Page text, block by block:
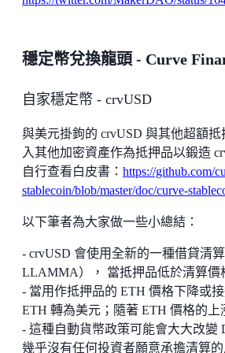
穩定幣兌換龍頭 - Curve
自家穩定幣 - crvUSD
與美元掛鉤的 crvUSD 與其他超額
入其他加密資產作為抵押品以鍛造
自行查看白皮書： https://github.com/
stablecoin/blob/master/doc/curve-
以下筆者為大家做一些小總結：
- crvUSD 會使用全新的一種借貸清
LLAMMA）， 當抵押品低於清算價
- 當用作抵押品的 ETH 價格下降或
ETH 轉為美元；隨著 ETH 價格的
- 這種自動貨幣政策可能會大大改變
幾乎沒有任何投資者願意承擔清算的